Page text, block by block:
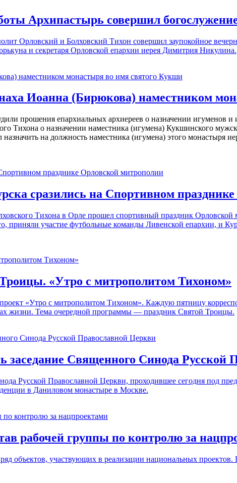
Архипастырь совершил
Орловский и Болховский Тихон совершил заупокойное
и секретаря Орловской епархии иерея Димитрия Никулина.
Иоанна (Бирюкова) наместником
прошения епархиальных архиереев о назначении игуменов
Тихона о назначении наместника (игумена) Кукшинского
на должность наместника (игумена) этого монастыря
сразились на Спортивном
Тихона в Орле прошел спортивный праздник
приняли участие футбольные команды Ливенской епархии, и
«Утро с митрополитом Тихоном»
«Утро с митрополитом Тихоном». Каждую пятницу
жизни. Тема очередной программы — праздник Святой Троицы.
заседание Священного Синода Русской
Русской Православной Церкви, проходившее сегодня под
в Даниловом монастыре в Москве.
рабочей группы по контролю за
объектов, участвующих в реализации национальных